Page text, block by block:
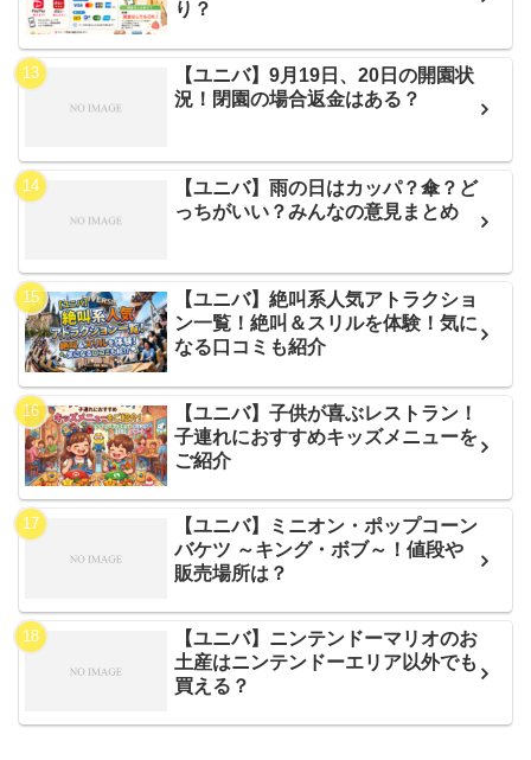
り？
【ユニバ】9月19日、20日の開園状
況！閉園の場合返金はある？
【ユニバ】雨の日はカッパ？傘？ど
っちがいい？みんなの意見まとめ
【ユニバ】絶叫系人気アトラクショ
ン一覧！絶叫＆スリルを体験！気に
なる口コミも紹介
【ユニバ】子供が喜ぶレストラン！
子連れにおすすめキッズメニューを
ご紹介
【ユニバ】ミニオン・ポップコーン
バケツ ～キング・ボブ～！値段や
販売場所は？
【ユニバ】ニンテンドーマリオのお
土産はニンテンドーエリア以外でも
買える？